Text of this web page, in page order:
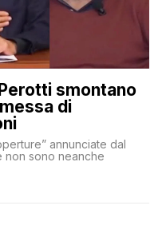
smontano
di
annunciate dal
non sono neanche